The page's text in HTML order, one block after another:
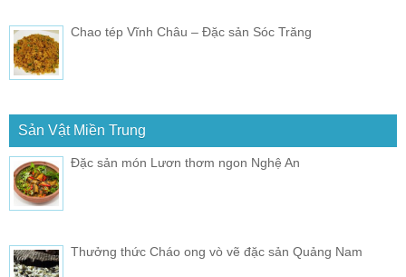
Chao tép Vĩnh Châu – Đặc sản Sóc Trăng
Sản Vật Miền Trung
Đặc sản món Lươn thơm ngon Nghệ An
Thưởng thức Cháo ong vò vẽ đặc sản Quảng Nam